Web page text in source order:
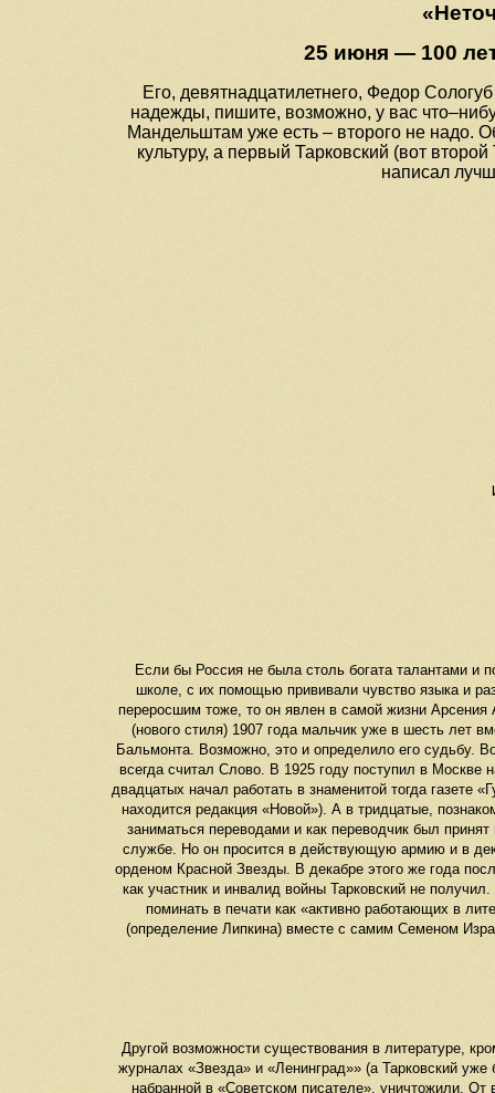
25 июня — 100
Его, девятнадцатилетнего, Федор
надежды, пишите, возможно, у вас
Мандельштам уже есть – второго не надо.
культуру, а первый Тарковский (вот
написал
Если бы Россия не была столь богата талантами и
школе, с их помощью прививали чувство языка и
переросшим тоже, то он явлен в самой жизни Арсения
(нового стиля) 1907 года мальчик уже в шесть лет
Бальмонта. Возможно, это и определило его судьбу.
всегда считал Слово. В 1925 году поступил в Москве
двадцатых начал работать в знаменитой тогда газете
находится редакция «Новой»). А в тридцатые,
заниматься переводами и как переводчик был
службе. Но он просится в действующую армию и в
орденом Красной Звезды. В декабре этого же года
как участник и инвалид войны Тарковский не
поминать в печати как «активно работающих в
(определение Липкина) вместе с самим Семеном
Другой возможности существования в литературе,
журналах «Звезда» и «Ленинград»» (а Тарковский
набранной в «Советском писателе», уничтожили.